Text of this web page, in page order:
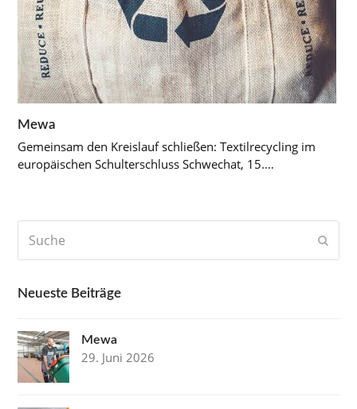
Mewa
Gemeinsam den Kreislauf schließen: Textilrecycling im
europäischen Schulterschluss Schwechat, 15.…
Neueste Beiträge
Mewa
29. Juni 2026